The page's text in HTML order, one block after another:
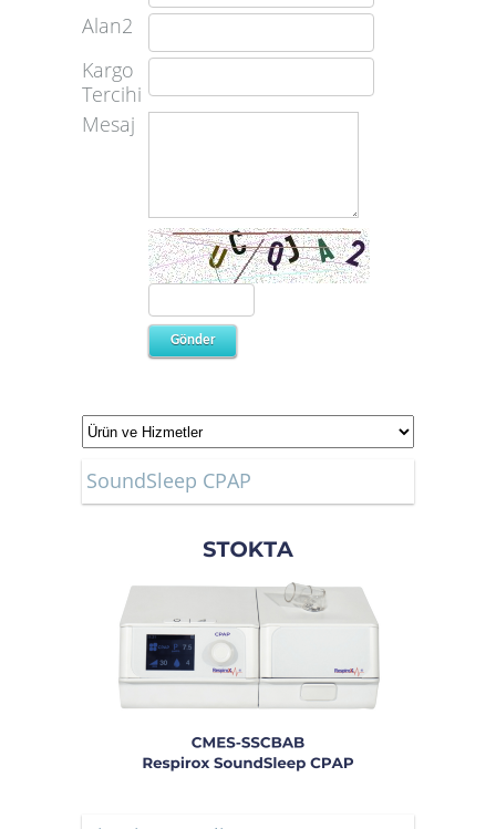
Alan2
Kargo
Tercihi
Mesaj
SoundSleep CPAP